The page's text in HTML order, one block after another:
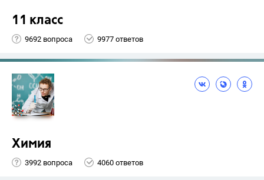
11 класс
9692 вопроса 9977 ответов
Химия
3992 вопроса 4060 ответов